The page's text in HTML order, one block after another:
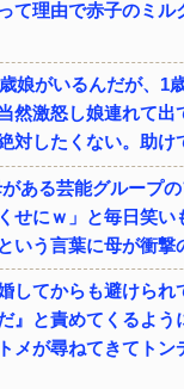
て理由で赤子のミル
娘がいるんだが、1
然激怒し娘連れて出
対したくない。助
がある芸能グループ
せにｗ」と毎日笑
いう言葉に母が衝撃
してからも避けら
』と責めてくるよ
メが尋ねてきてトン